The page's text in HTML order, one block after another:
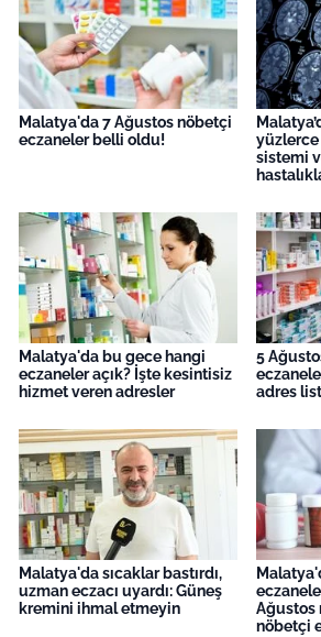
Malatya'da 7 Ağustos nöbetçi
eczaneler belli oldu!
yüzlerce
sistemi
Malatya'da bu gece hangi
eczaneler açık? İşte kesintisiz
hizmet veren adresler
5
adres
Malatya'da sıcaklar bastırdı,
uzman eczacı uyardı: Güneş
kremini ihmal etmeyin
Ağustos
nöbetçi